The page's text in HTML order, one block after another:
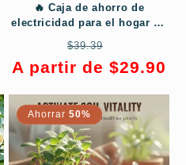
🔥 Caja de ahorro de
electricidad para el hogar de
Precio
habitual
$39.39
de
A partir de $29.90
Ahorrar 50%